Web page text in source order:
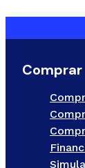
Comprar